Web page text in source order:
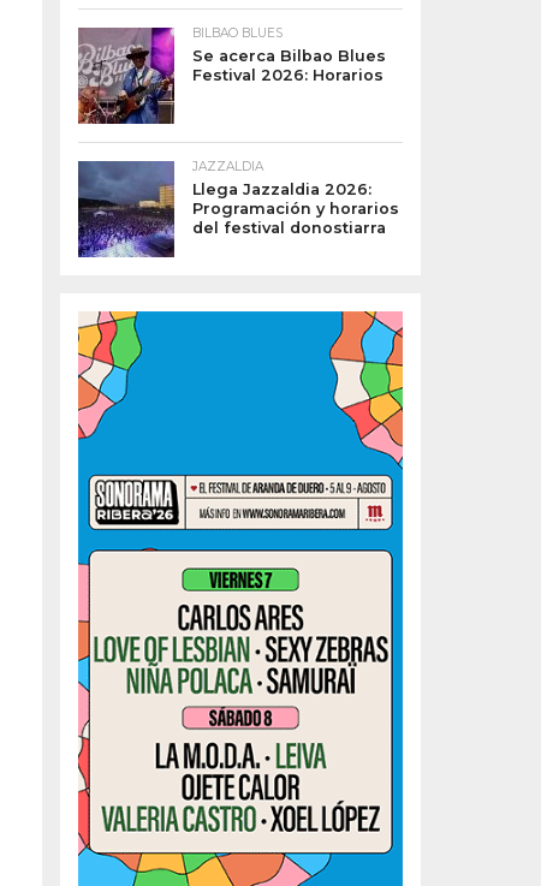
BILBAO BLUES
Se acerca Bilbao Blues
Festival 2026: Horarios
JAZZALDIA
Llega Jazzaldia 2026:
Programación y horarios
del festival donostiarra